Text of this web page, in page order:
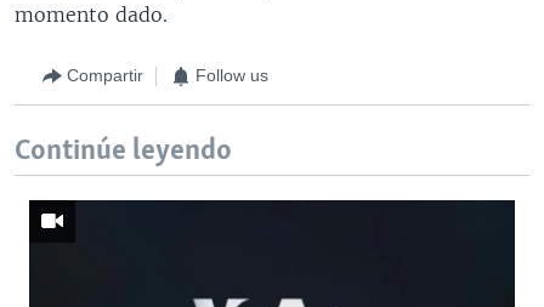
momento dado.
Compartir Follow us
Continúe leyendo